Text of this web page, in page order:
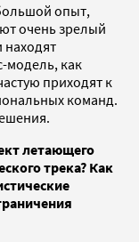
опыт,
очень зрелый
находят
модель, как
приходят к
команд.
летающего
трека? Как